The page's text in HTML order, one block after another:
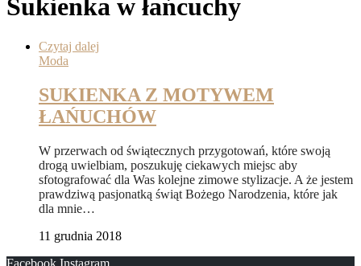
Sukienka w łańcuchy
Czytaj dalej
Moda
SUKIENKA Z MOTYWEM
ŁAŃUCHÓW
W przerwach od świątecznych przygotowań, które swoją
drogą uwielbiam, poszukuję ciekawych miejsc aby
sfotografować dla Was kolejne zimowe stylizacje. A że jestem
prawdziwą pasjonatką świąt Bożego Narodzenia, które jak
dla mnie…
11 grudnia 2018
Facebook Instagram